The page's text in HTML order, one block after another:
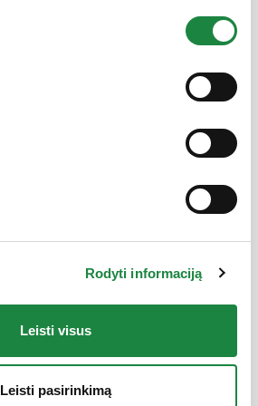
Rodyti informaciją
Leisti visus
Leisti pasirinkimą